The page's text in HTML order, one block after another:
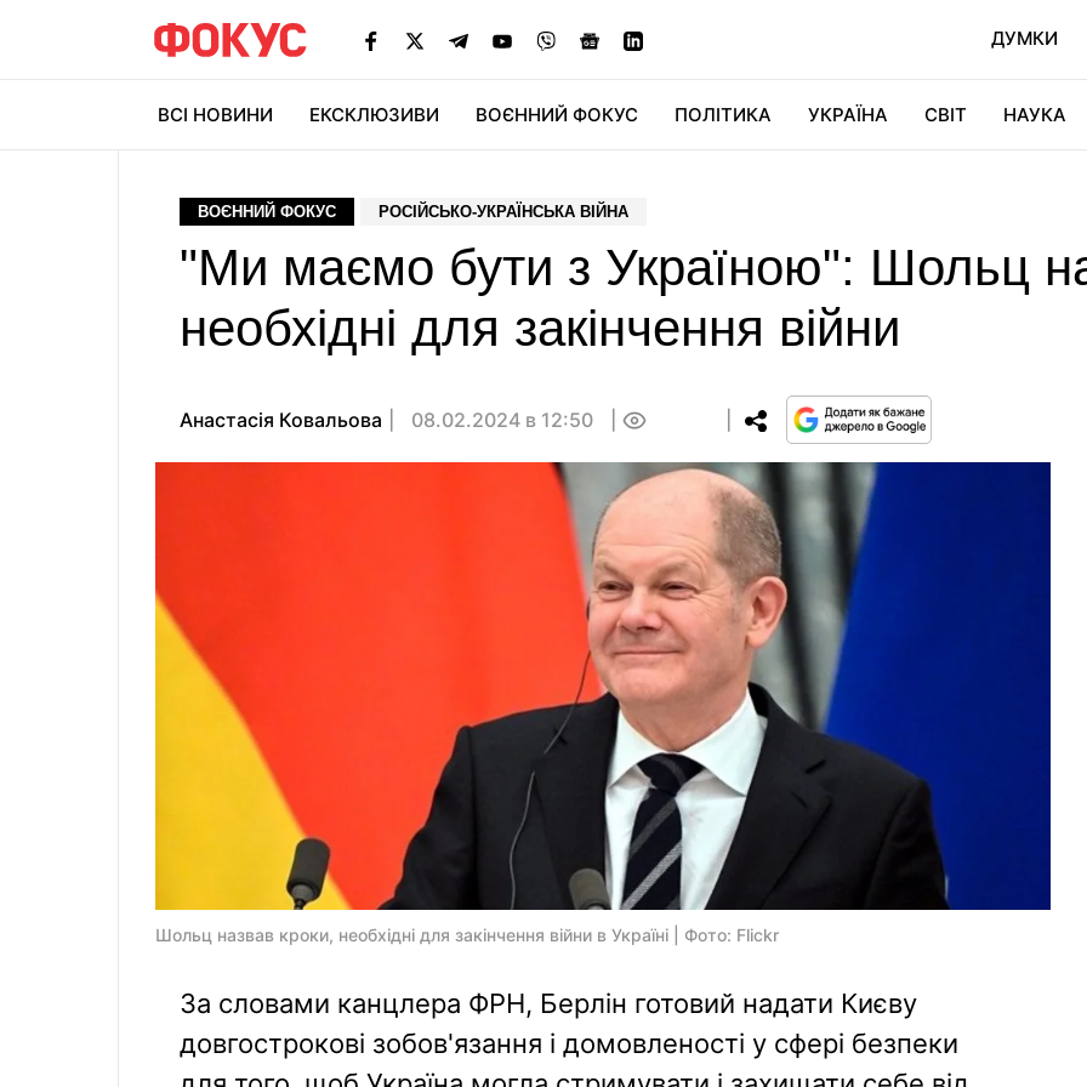
ДУМКИ
ВСІ НОВИНИ ЕКСКЛЮЗИВИ ВОЄННИЙ ФОКУС ПОЛІТИКА УКРАЇНА СВІТ НАУКА
ВОЄННИЙ ФОКУС РОСІЙСЬКО-УКРАЇНСЬКА ВІЙНА
"Ми маємо бути з Україною": Шольц
необхідні для закінчення війни
Анастасія Ковальова 08.02.2024 в 12:50
Шольц назвав кроки, необхідні для закінчення війни в Україні | Фото: Flickr
За словами канцлера ФРН, Берлін готовий надати Києву
довгострокові зобов'язання і домовленості у сфері безпеки